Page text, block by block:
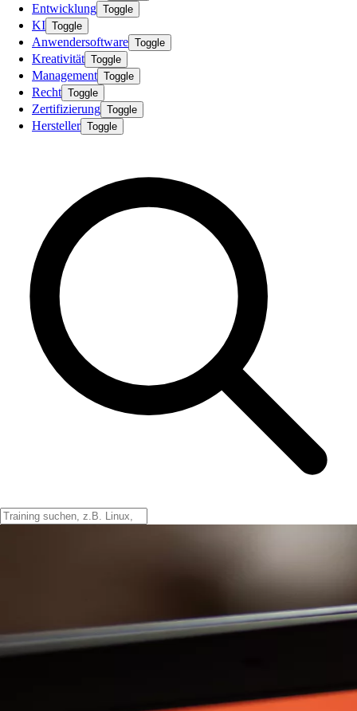
Entwicklung Toggle
KI Toggle
Anwendersoftware Toggle
Kreativität Toggle
Management Toggle
Recht Toggle
Zertifizierung Toggle
Hersteller Toggle